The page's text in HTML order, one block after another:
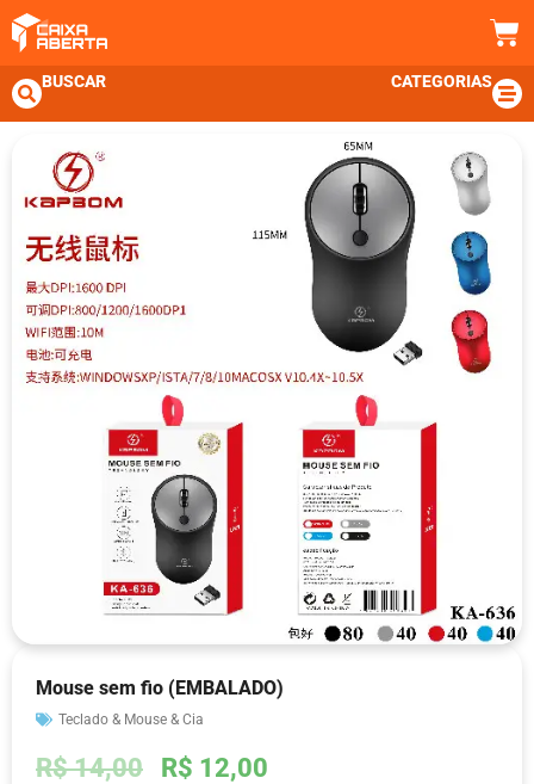
BUSCAR CATEGORIAS
Mouse sem fio (EMBALADO)
Teclado & Mouse & Cia
R$14,00 R$ 12,00